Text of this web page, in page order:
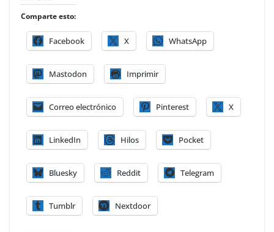
Comparte esto:
Facebook X WhatsApp
Mastodon Imprimir
Correo electrónico Pinterest X
LinkedIn Hilos Pocket
Bluesky Reddit Telegram
Tumblr Nextdoor